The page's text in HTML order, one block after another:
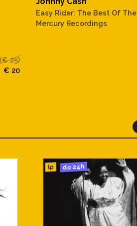
(€ 25)
€ 20
Easy Rider: The Best Of The
Mercury Recordings
lp do 24h